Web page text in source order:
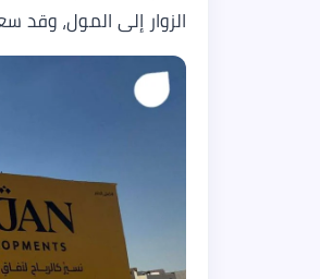
الزوار إلى المول،